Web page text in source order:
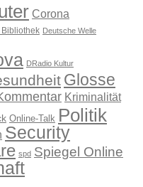
Corona
Deutsche Welle
DRadio Kultur
Glosse
Kriminalität
Online-Talk Politik
Security
spd Spiegel Online